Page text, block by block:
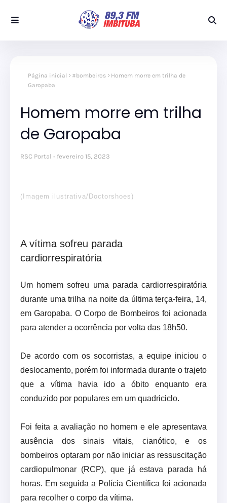
Página inicial #bombeiros
Homem morre em trilha de
Garopaba
Homem morre em trilha
de Garopaba
RSC Portal fevereiro 15, 2023
(Imagem ilustrativa/Doctorshoes)
A vítima sofreu parada
cardiorrespiratória
Um homem sofreu uma parada cardiorrespiratória
durante uma trilha na noite da última terça-feira, 14,
em Garopaba. O Corpo de Bombeiros foi acionada
para atender a ocorrência por volta das 18h50.
De acordo com os socorristas, a equipe iniciou o
deslocamento, porém foi informada durante o trajeto
que a vítima havia ido a óbito enquanto era
conduzido por populares em um quadriciclo.
Foi feita a avaliação no homem e ele apresentava
ausência dos sinais vitais, cianótico, e os
bombeiros optaram por não iniciar as ressuscitação
cardiopulmonar (RCP), que já estava parada há
horas. Em seguida a Polícia Científica foi acionada
para recolher o corpo da vítima.